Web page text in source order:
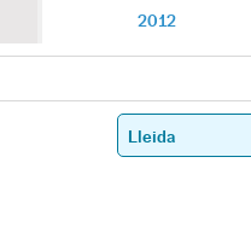
2012